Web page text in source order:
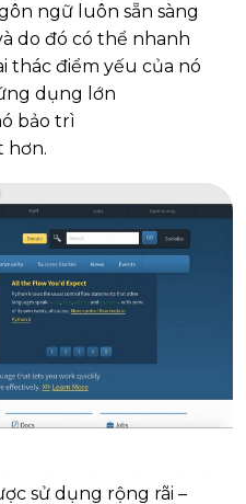
ngữ luôn sẵn sàng
do đó có thể nhanh
thác điểm yếu của nó
dụng lớn
bảo trì
hơn.
sử dụng rộng rãi –